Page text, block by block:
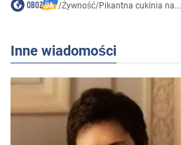
/Żywność/Pikantna cukinia na...
Inne wiadomości